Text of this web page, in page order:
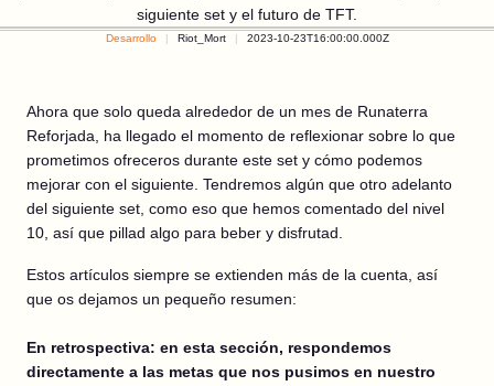
siguiente set y el futuro de TFT.
Desarrollo Riot_Mort 2023-10-23T16:00:00.000Z
Ahora que solo queda alrededor de un mes de Runaterra
Reforjada, ha llegado el momento de reflexionar sobre lo que
prometimos ofreceros durante este set y cómo podemos
mejorar con el siguiente. Tendremos algún que otro adelanto
del siguiente set, como eso que hemos comentado del nivel
10, así que pillad algo para beber y disfrutad.
Estos artículos siempre se extienden más de la cuenta, así
que os dejamos un pequeño resumen:
En retrospectiva: en esta sección, respondemos
directamente a las metas que nos pusimos en nuestro